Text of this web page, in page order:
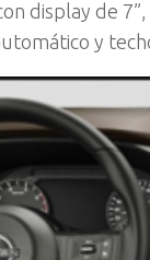
display de
y